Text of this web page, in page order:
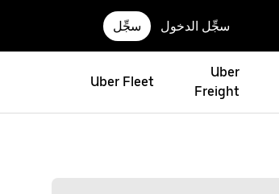
سجِّل الدخول سجِّل
Uber
Freight
Uber Fleet